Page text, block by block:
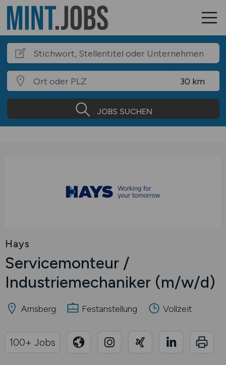
JOBS SUCHEN
Hays
Servicemonteur /
Industriemechaniker (m/w/d)
Arnsberg Festanstellung Vollzeit
100+ Jobs